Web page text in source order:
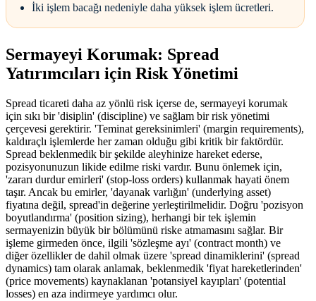
İki işlem bacağı nedeniyle daha yüksek işlem ücretleri.
Sermayeyi Korumak: Spread
Yatırımcıları için Risk Yönetimi
Spread ticareti daha az yönlü risk içerse de, sermayeyi korumak
için sıkı bir 'disiplin' (discipline) ve sağlam bir risk yönetimi
çerçevesi gerektirir. 'Teminat gereksinimleri' (margin requirements),
kaldıraçlı işlemlerde her zaman olduğu gibi kritik bir faktördür.
Spread beklenmedik bir şekilde aleyhinize hareket ederse,
pozisyonunuzun likide edilme riski vardır. Bunu önlemek için,
'zararı durdur emirleri' (stop-loss orders) kullanmak hayati önem
taşır. Ancak bu emirler, 'dayanak varlığın' (underlying asset)
fiyatına değil, spread'in değerine yerleştirilmelidir. Doğru 'pozisyon
boyutlandırma' (position sizing), herhangi bir tek işlemin
sermayenizin büyük bir bölümünü riske atmamasını sağlar. Bir
işleme girmeden önce, ilgili 'sözleşme ayı' (contract month) ve
diğer özellikler de dahil olmak üzere 'spread dinamiklerini' (spread
dynamics) tam olarak anlamak, beklenmedik 'fiyat hareketlerinden'
(price movements) kaynaklanan 'potansiyel kayıpları' (potential
losses) en aza indirmeye yardımcı olur.